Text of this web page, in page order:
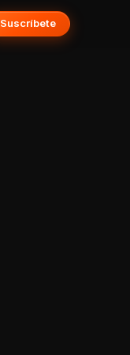
Suscríbete